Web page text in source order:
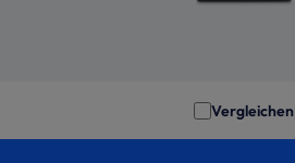
Vergleichen